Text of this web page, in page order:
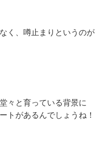
く、噂止まりというのが
々と育っている背景に
トがあるんでしょうね！